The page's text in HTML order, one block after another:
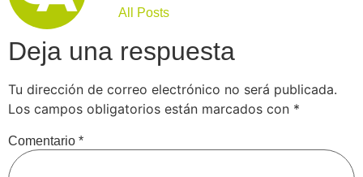
All Posts
Deja una respuesta
Tu dirección de correo electrónico no será publicada.
Los campos obligatorios están marcados con *
Comentario *